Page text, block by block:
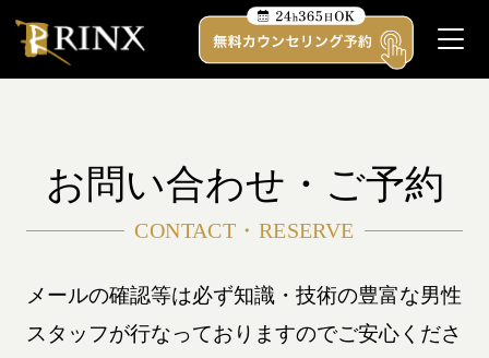
お問い合わせ・ご予約
CONTACT・RESERVE
メールの確認等は必ず知識・技術の豊富な男性
スタッフが行なっておりますのでご安心くださ